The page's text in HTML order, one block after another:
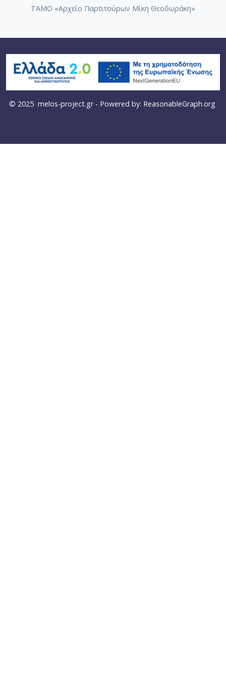
ΤΑΜΟ «Αρχείο Παρτιτούρων Μίκη Θεοδωράκη»
© 2025 melos-project.gr- Powered by: ReasonableGraph.org